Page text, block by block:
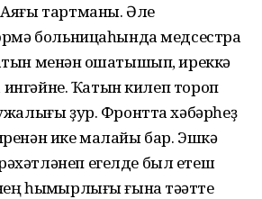
тартманы. Əле
больницаһында медсестра
менəн оҡшатышып, иреккə
ингəйне. Ҡатын килеп тороп
ҙур. Фронтта хəбəрһеҙ
ике малайы бар. Эшкə
егелде был етеш
һыҡмырлығы ғына тəҡəтте